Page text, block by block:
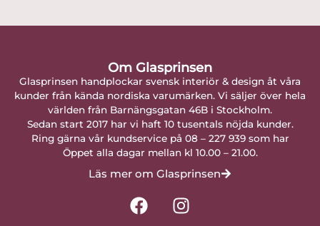
Om Glasprinsen
Glasprinsen handplockar svensk interiör & design åt våra
kunder från kända nordiska varumärken. Vi säljer över hela
världen från Barnängsgatan 46B i Stockholm.
Sedan start 2017 har vi haft 10 tusentals nöjda kunder.
Ring gärna vår kundservice på 08 – 227 939 som har
Öppet alla dagar mellan kl 10.00 – 21.00.
Läs mer om Glasprinsen
F
a
I
n